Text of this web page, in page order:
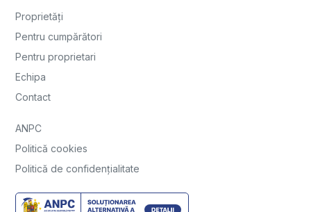
Proprietăți
Pentru cumpărători
Pentru proprietari
Echipa
Contact
ANPC
Politică cookies
Politică de confidențialitate